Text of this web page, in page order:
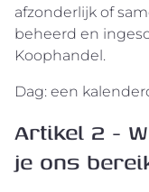
afzonderlijk of
beheerd en
Koophandel.
Dag: een
Artikel 2 -
je ons